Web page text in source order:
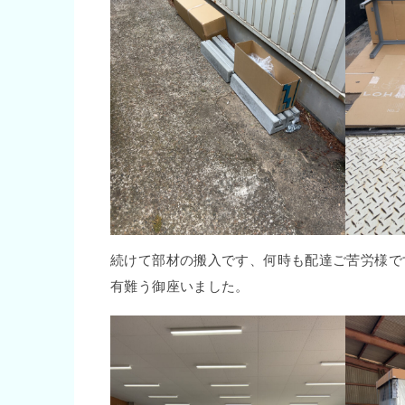
続けて部材の搬入です、何時も配達ご苦労様
有難う御座いました。